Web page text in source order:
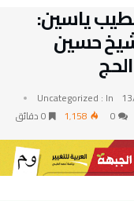
ياسين:
حسين
In :
Uncategorized
1٬158 0 ‫دقائق‬